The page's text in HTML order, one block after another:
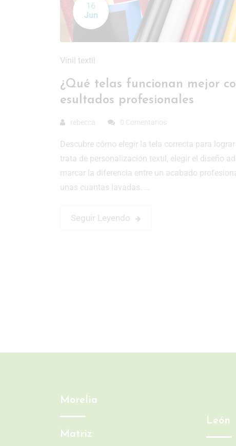
16
Jun
Vinil textil
¿Qué telas funcionan mejor
esultados profesionales
rebecca 0 Comentarios
Descubre cómo elegir la tela correcta para
trata de personalización textil, elegir el diseño
marcar la diferencia entre un acabado
unas cuantas lavadas. …
Seguir Leyendo
Morelia
Matriz
León